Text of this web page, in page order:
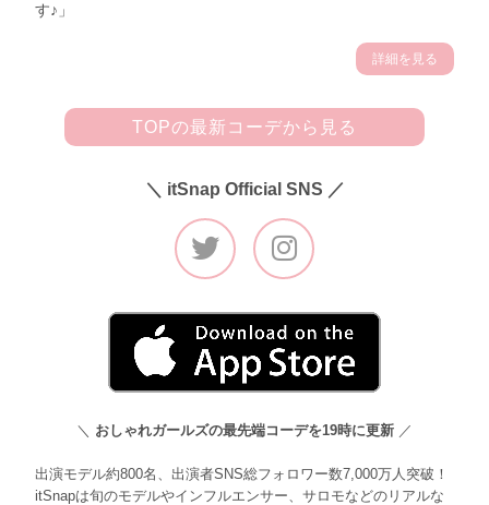
す♪」
詳細を見る
TOPの最新コーデから見る
＼ itSnap Official SNS ／
＼ おしゃれガールズの最先端コーデを19時に更新 ／
出演モデル約800名、出演者SNS総フォロワー数7,000万人突破！
itSnapは旬のモデルやインフルエンサー、サロモなどのリアルな